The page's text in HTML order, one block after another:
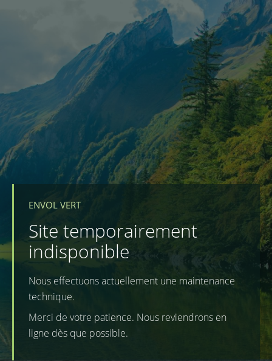
ENVOL VERT
Site temporairement
indisponible
Nous effectuons actuellement une maintenance
technique.
Merci de votre patience. Nous reviendrons en
ligne dès que possible.